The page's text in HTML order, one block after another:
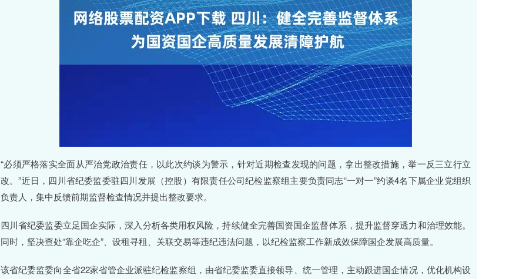
“必须严格落实全面从严治党政治责任，以此次约谈为警示，针对近期检查发现的问题，拿出整改措施，举一反三立行立
改。”近日，四川省纪委监委驻四川发展（控股）有限责任公司纪检监察组主要负责同志“一对一”约谈4名下属企业党组织
负责人，集中反馈前期监督检查情况并提出整改要求。
四川省纪委监委立足国企实际，深入分析各类用权风险，持续健全完善国资国企监督体系，提升监督穿透力和治理效能。
同时，坚决查处“靠企吃企”、设租寻租、关联交易等违纪违法问题，以纪检监察工作新成效保障国企发展高质量。
该省纪委监委向全省22家省管企业派驻纪检监察组，由省纪委监委直接领导、统一管理，主动跟进国企情况，优化机构设